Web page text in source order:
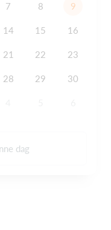
7 8 9
14 15 16
21 22 23
28 29 30
dag